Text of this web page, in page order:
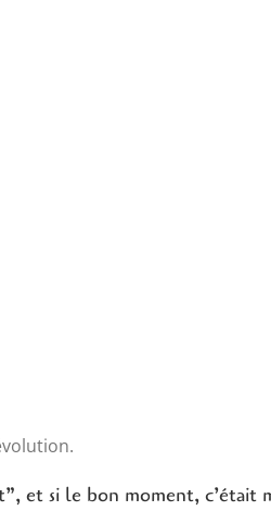
et si le bon moment, c’était